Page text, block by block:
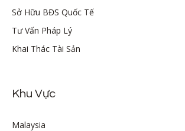
Sở Hữu BĐS Quốc Tế
Tư Vấn Pháp Lý
Khai Thác Tài Sản
Khu Vực
Malaysia